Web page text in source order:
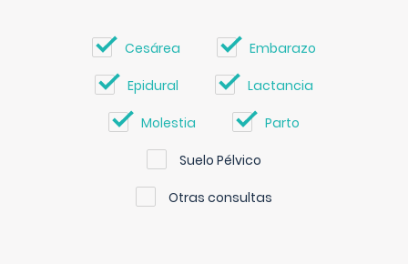
Cesárea Embarazo
Epidural Lactancia
Molestia Parto
Suelo Pélvico
Otras consultas